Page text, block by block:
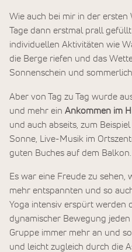
Wie auch bei mir in der ersten
Tage dann erstmal prall
individuellen Aktivitäten wie
die Berge riefen und das
Sonnenschein und
Aber von Tag zu Tag wurde
und mehr ein Ankommen im
und auch abseits, zum
Sonne, Live-Musik im
guten Buches auf dem Balkon.
Es war eine Freude zu sehen,
mehr entspannten und so
Yoga intensiv erspürt werden
dynamischer Bewegung
Gruppe immer mehr an und
und leicht zugleich durch die